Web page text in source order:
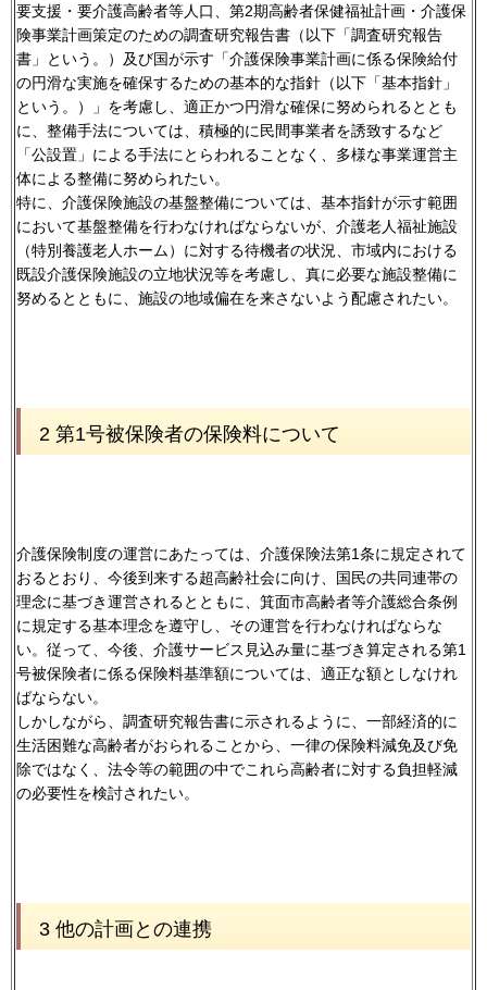
要支援・要介護高齢者等人口、第2期高齢者保健福祉計画・介護保
険事業計画策定のための調査研究報告書（以下「調査研究報告
書」という。）及び国が示す「介護保険事業計画に係る保険給付
の円滑な実施を確保するための基本的な指針（以下「基本指針」
という。）」を考慮し、適正かつ円滑な確保に努められるととも
に、整備手法については、積極的に民間事業者を誘致するなど
「公設置」による手法にとらわれることなく、多様な事業運営主
体による整備に努められたい。
特に、介護保険施設の基盤整備については、基本指針が示す範囲
において基盤整備を行わなければならないが、介護老人福祉施設
（特別養護老人ホーム）に対する待機者の状況、市域内における
既設介護保険施設の立地状況等を考慮し、真に必要な施設整備に
努めるとともに、施設の地域偏在を来さないよう配慮されたい。
2 第1号被保険者の保険料について
介護保険制度の運営にあたっては、介護保険法第1条に規定されて
おるとおり、今後到来する超高齢社会に向け、国民の共同連帯の
理念に基づき運営されるとともに、箕面市高齢者等介護総合条例
に規定する基本理念を遵守し、その運営を行わなければならな
い。従って、今後、介護サービス見込み量に基づき算定される第1
号被保険者に係る保険料基準額については、適正な額としなけれ
ばならない。
しかしながら、調査研究報告書に示されるように、一部経済的に
生活困難な高齢者がおられることから、一律の保険料減免及び免
除ではなく、法令等の範囲の中でこれら高齢者に対する負担軽減
の必要性を検討されたい。
3 他の計画との連携